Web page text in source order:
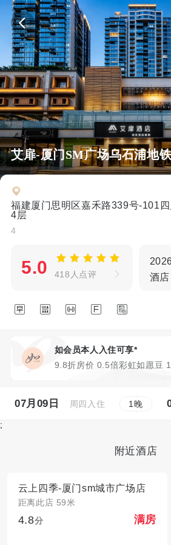
艾扉-厦门SM广场乌石浦地
福建厦门思明区嘉禾路339号-101
4层
4
5.0 418人点评
酒店
    
如会员本人入住可享*
9.8折房价 0.5倍彩虹如愿豆
07月09日 周四入住 1晚
;
附近酒店
云上四季-厦门sm城市广场店
距离此店 59米
4.8分 满房